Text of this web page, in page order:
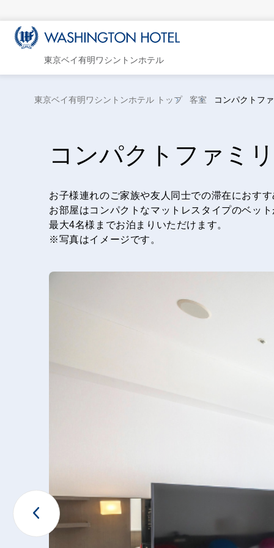
東京ベイ有明ワシントンホテル
東京ベイ有明ワシントンホテル トップ 客室 コンパクトフ
コンパクトファミ
お子様連れのご家族や友人同士での滞在におす
お部屋はコンパクトなマットレスタイプのベッ
最大4名様までお泊まりいただけます。
※写真はイメージです。